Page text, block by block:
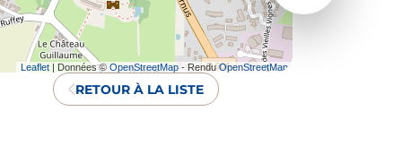
Leaflet | Données ©OpenStreetMap - RenduOpenStreetMap
RETOUR À LA LISTE